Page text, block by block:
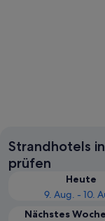
Strandhotels
prüfen
Heute
9. Aug. - 10.
Nächstes